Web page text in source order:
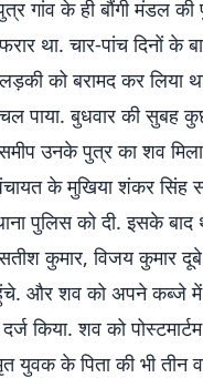
गांव के ही बौंगी मंडल की
था. चार-पांच दिनों के
को बरामद कर लिया
पाया. बुधवार की सुबह
उनके पुत्र का शव
के मुखिया शंकर सिंह
पुलिस को दी. इसके बाद
सतीश कुमार, विजय कुमार
और शव को अपने कब्जे में
किया. शव को
युवक के पिता की भी तीन